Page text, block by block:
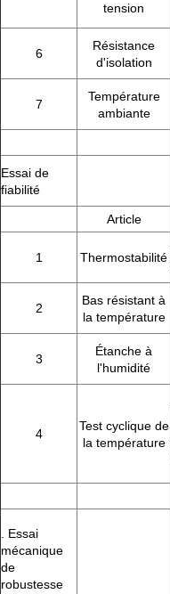
tension
6
Résistance
d'isolation
7
Température
ambiante
Essai de
fiabilité
Article
1 Thermostabilité
2
Bas résistant à
la température
3
Étanche à
l'humidité
4
Test cyclique de
la température
. Essai
mécanique
de
robustesse